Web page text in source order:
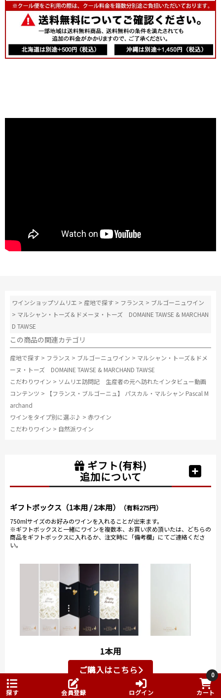
いろ試飲させ
ていただきま
当店では取扱
1er」などな
かりの素晴ら
しいワインで
回は2011年の1樽しか造っていないという「ヴォーヌ・
ロマネ1erプティ・モン」を試飲。1樽しかないというの
に、マルシャン氏はたっぷりとグラスに注いでくれま
した。
さらに、こちらも希少、年産300本のみのグランクリュ
「クロ・ド・ラ・ロッシュ」。 華やかな香りとシルキ
ーな味わい、ほんのり甘い樽香の素晴らしいポテンシ
ャル。
ルタン」。 優しい酸味と溶け込んだタンニンが柔らか
く、今飲んでも美味しいラトリシエールらしい仕上が
この地下セラーで最後のワイン「ボンヌマール」。 フ
ローラル＆フルーティー、華やかな香りと甘いフルー
ツの香りと味わい。 濃すぎず品のあるバランスが素晴
とにかく当店でも手に入らなかった希少なグランクリ
ュ（グランクリュは100％新樽使用だそうです）など沢
山試飲させていただきました。
て販売分がなくなっているのでは？？と思うほど気前
ャン氏のトークが
マルシャン氏は、
これまでの経験を
生かしビオディナ
ミを行う醸造家。
ワインショップソムリエ > 産地で探す > フランス > ブルゴーニュワイン
> マルシャン・トーズ＆ドメーヌ・トーズ DOMAINE TAWSE & MARCHAN
D TAWSE
この商品の関連カテゴリ
産地で探す > フランス > ブルゴーニュワイン > マルシャン・トーズ＆ドメ
ーヌ・トーズ DOMAINE TAWSE & MARCHAND TAWSE
こだわりワイン > ソムリエ訪問記 生産者の元へ訪れたインタビュー動画
コンテンツ >
【フランス・ブルゴーニュ】 パスカル・マルシャン Pascal M
archand
ワインをタイプ別に選ぶ♪ > 赤ワイン
こだわりワイン > 自然派ワイン
ギフト(有料)
追加について
ギフトボックス（1本用 / 2本用） （有料275円）
750mlサイズのお好みのワインを入れることが出来ます。
※ギフトボックスと一緒にワインを複数本、お買い求め頂いたは、どちらの
商品をギフトボックスに入れるか、注文時に「備考欄」にてご連絡くださ
い。
1本用
ご購入はこちら
探す 会員登録 ログイン
0
カート